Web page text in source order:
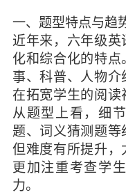
一、题型特点与趋
近年来，六年级
化和综合化的特
事、科普、人物
在拓宽学生的阅读
从题型上看，细
题、词义猜测题等
但难度有所提升，
更加注重考查学
力。